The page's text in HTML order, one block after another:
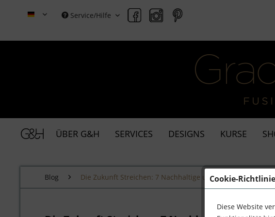
Grace & Holmes (Deutsch)
Service/Hilfe
ÜBER G&H SERVICES DESIGNS KURSE
Blog Die Zukunft Streichen: 7 Nachhaltige und 100% Giftfreie
Cookie-
Diese Website